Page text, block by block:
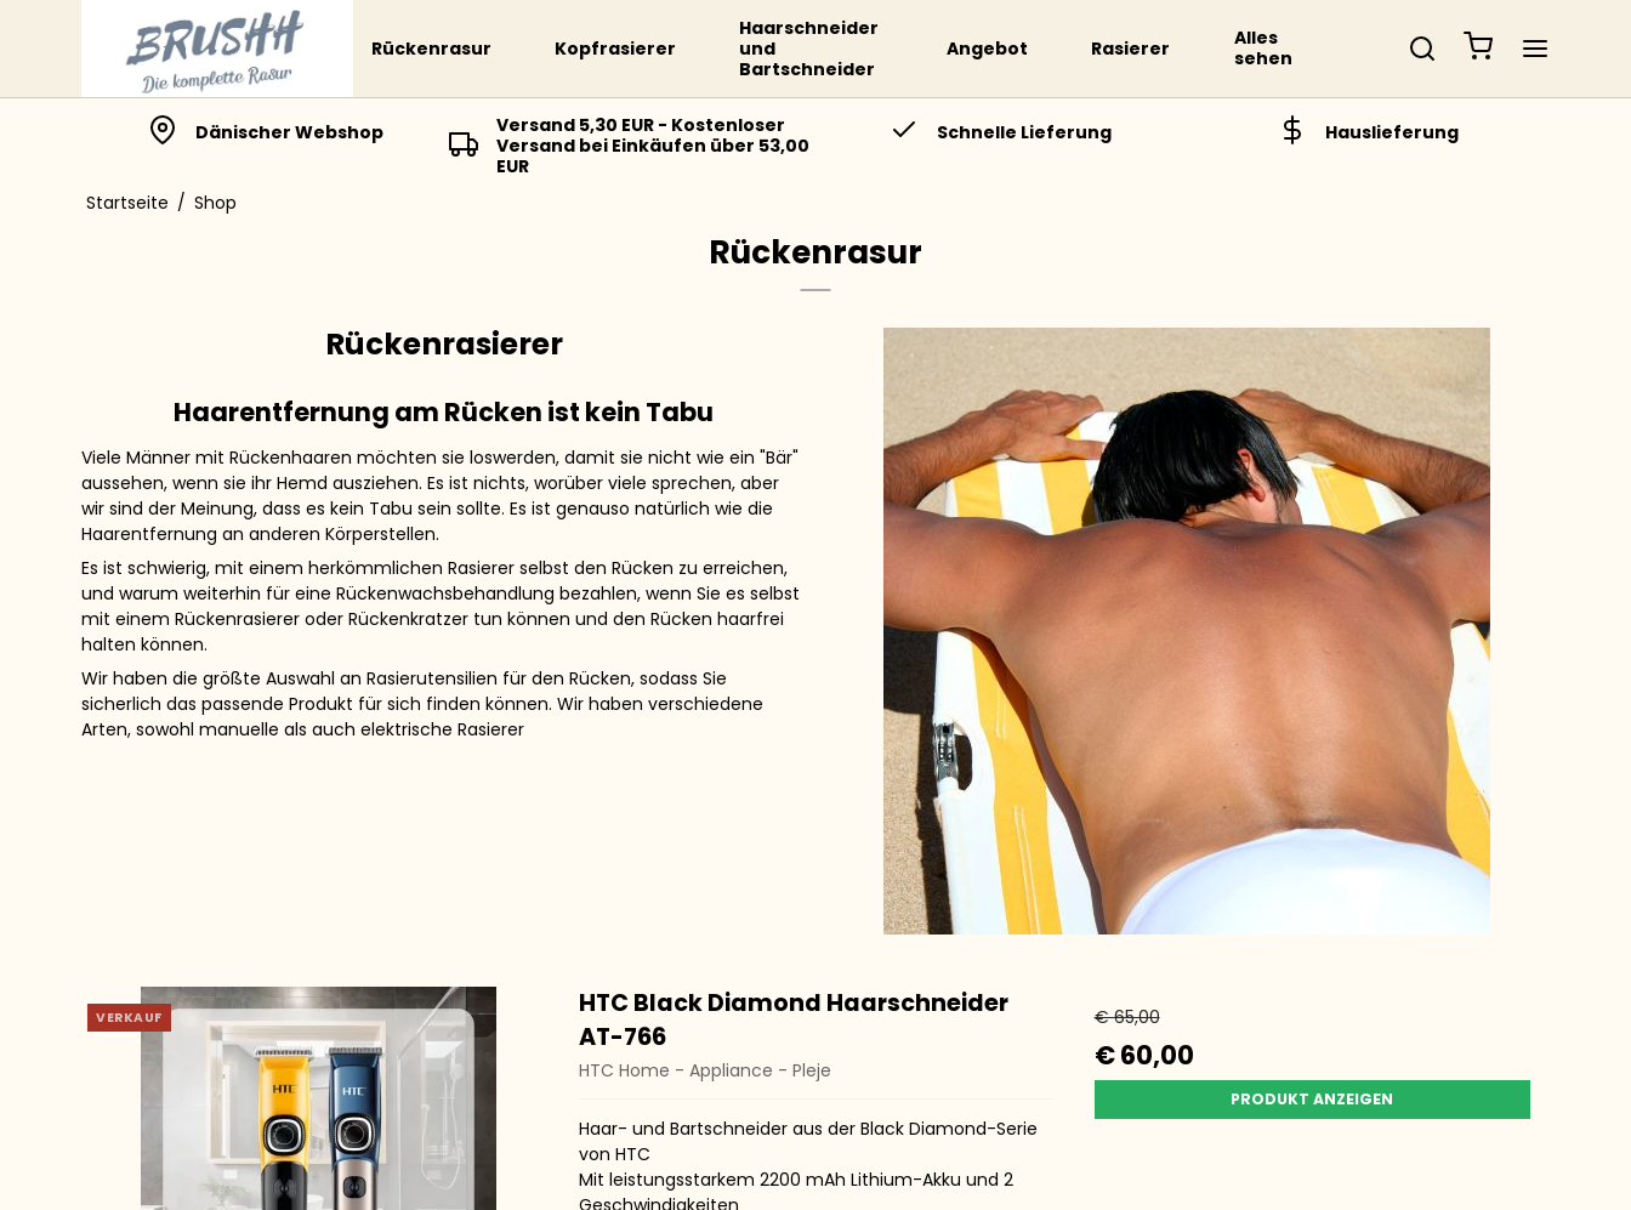
Rückenrasur Kopfrasierer
Haarschneider
und
Bartschneider
Angebot Rasierer
Alles
sehen
Dänischer Webshop
Versand 5,30 EUR - Kostenloser
Versand bei Einkäufen über 53,00
EUR
Schnelle Lieferung Hauslieferung
Startseite / Shop
Rückenrasur
Rückenrasierer
Haarentfernung am Rücken ist kein Tabu
Viele Männer mit Rückenhaaren möchten sie loswerden, damit sie nicht wie ein "Bär"
aussehen, wenn sie ihr Hemd ausziehen. Es ist nichts, worüber viele sprechen, aber
wir sind der Meinung, dass es kein Tabu sein sollte. Es ist genauso natürlich wie die
Haarentfernung an anderen Körperstellen.
Es ist schwierig, mit einem herkömmlichen Rasierer selbst den Rücken zu erreichen,
und warum weiterhin für eine Rückenwachsbehandlung bezahlen, wenn Sie es selbst
mit einem Rückenrasierer oder Rückenkratzer tun können und den Rücken haarfrei
halten können.
Wir haben die größte Auswahl an Rasierutensilien für den Rücken, sodass Sie
sicherlich das passende Produkt für sich finden können. Wir haben verschiedene
Arten, sowohl manuelle als auch elektrische Rasierer
VERKAUF
HTC Black Diamond Haarschneider
AT-766
HTC Home - Appliance - Pleje
Haar- und Bartschneider aus der Black Diamond-Serie
von HTC
Mit leistungsstarkem 2200 mAh Lithium-Akku und 2
Geschwindigkeiten
€ 65,00
€ 60,00
PRODUKT ANZEIGEN